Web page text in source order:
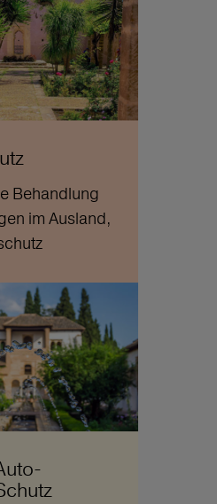
Behandlung
im Ausland,